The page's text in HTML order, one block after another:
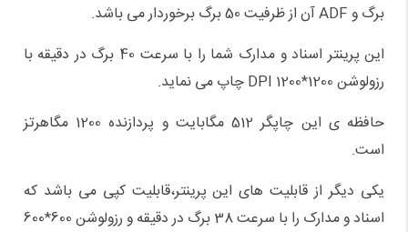
برگ و ADF آن از ظرفیت 50 برگ برخوردار می باشد.
این پرینتر اسناد و مدارک شما را با سرعت 40 برگ در دقیقه با
رزولوشن 1200*1200 DPI چاپ می نماید.
حافظه ی این چاپگر 512 مگابایت و پردازنده 1200 مگاهرتز
است.
یکی دیگر از قابلیت های این پرینتر،قابلیت کپی می باشد که
اسناد و مدارک را با سرعت 38 برگ در دقیقه و رزولوشن 600*600